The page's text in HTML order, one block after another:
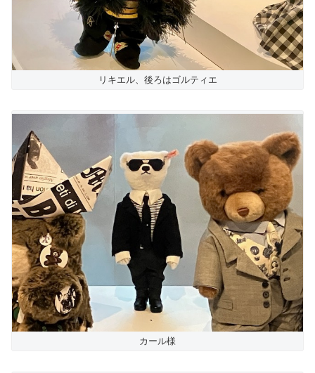
リキエル、後ろはゴルティエ
カール様